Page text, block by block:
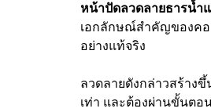
หน้าปัดลวดลายธารน้ำ
เอกลักษณ์สำคัญของคอ
อย่างแท้จริง
ลวดลายดังกล่าวสร้าง
เท่า และต้องผ่านขั้นต